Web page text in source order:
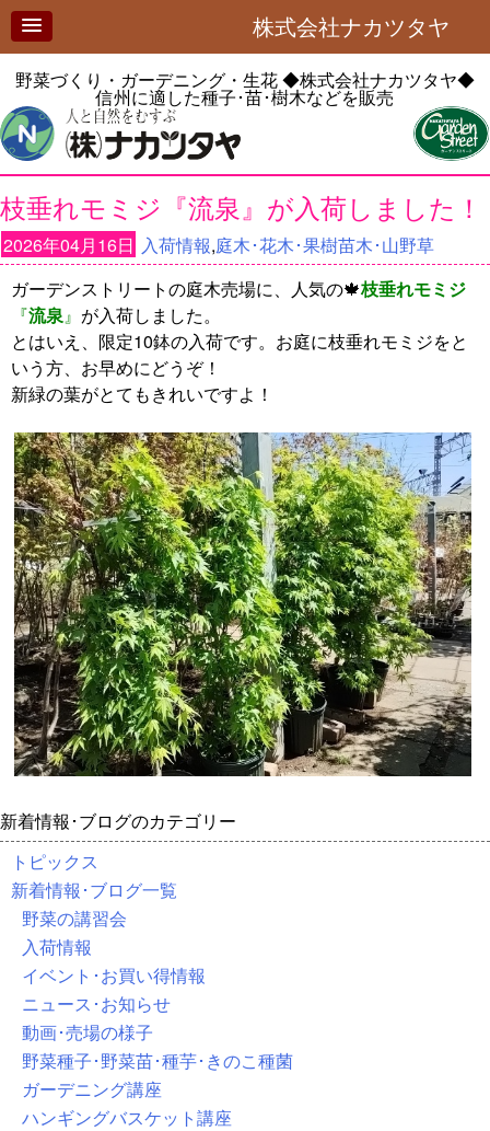
株式会社ナカツタヤ
野菜づくり・ガーデニング・生花◆株式会社ナカツタヤ◆
信州に適した種子･苗･樹木などを販売
枝垂れモミジ『流泉』が入荷しました！
2026年04月16日 入荷情報,庭木･花木･果樹苗木･山野草
ガーデンストリートの庭木売場に、人気の🍁枝垂れモミジ
『流泉』 が入荷しました。
とはいえ、限定10鉢の入荷です。お庭に枝垂れモミジをと
いう方、お早めにどうぞ！
新緑の葉がとてもきれいですよ！
新着情報･ブログのカテゴリー
トピックス
新着情報･ブログ一覧
野菜の講習会
入荷情報
イベント･お買い得情報
ニュース･お知らせ
動画･売場の様子
野菜種子･野菜苗･種芋･きのこ種菌
ガーデニング講座
ハンギングバスケット講座